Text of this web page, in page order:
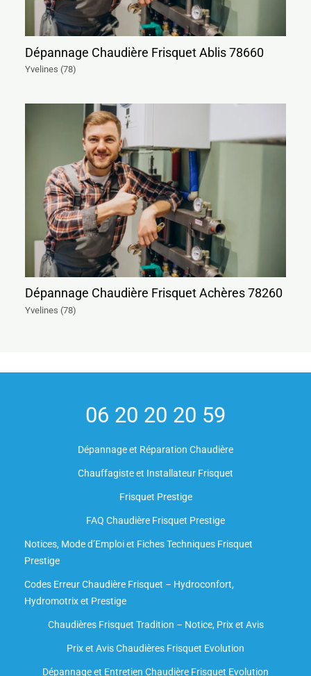
Dépannage Chaudière Frisquet Ablis 78660
Yvelines (78)
Dépannage Chaudière Frisquet Achères 78260
Yvelines (78)
06 20 20 20 59
Dépannage et Réparation Chaudière
Chauffagiste et Installateur Frisquet
Frisquet Prestige
FAQ Chaudière Frisquet Prestige
Notices, Mode d’Emploi et Fiches Techniques Frisquet
Prestige
Codes Erreur Chaudière Frisquet – Hydroconfort,
Hydromotrix et Prestige
Chaudières Frisquet Tradition – Notice, Prix et Avis
Prix et Avis Chaudières Frisquet Evolution
Dépannage et Entretien Chaudière Frisquet Evolution​